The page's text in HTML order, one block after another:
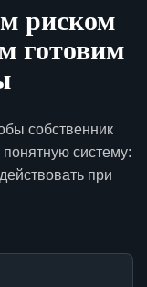
риском
готовим
собственник
систему:
при